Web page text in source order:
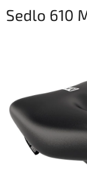
Sedlo 610